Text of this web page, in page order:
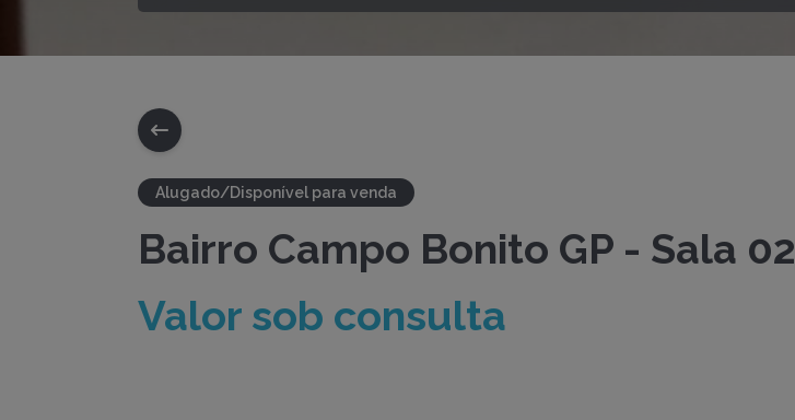
Alugado/Disponível para venda
Bairro Campo Bonito GP - Sala 02
Valor sob consulta